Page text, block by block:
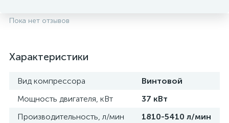
Пока нет отзывов
Характеристики
Вид компрессора
Винтовой
Мощность двигателя, кВт
37 кВт
Производительность, л/мин
1810-5410 л/мин